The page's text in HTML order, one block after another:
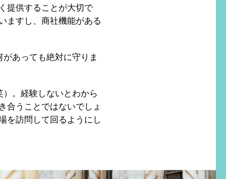
提供することが大切で
ますし、商社機能がある
あっても絶対に守りま
。経験しないとわから
合うことではないでしょ
を訪問して回るようにし